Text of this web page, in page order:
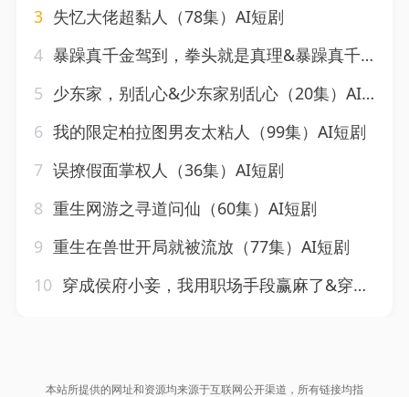
3 失忆大佬超黏人（78集）AI短剧
4 暴躁真千金驾到，拳头就是真理&暴躁真千金驾到拳头就是真理（60集）AI短剧
5 少东家，别乱心&少东家别乱心（20集）AI短剧
6 我的限定柏拉图男友太粘人（99集）AI短剧
7 误撩假面掌权人（36集）AI短剧
8 重生网游之寻道问仙（60集）AI短剧
9 重生在兽世开局就被流放（77集）AI短剧
10 穿成侯府小妾，我用职场手段赢麻了&穿成侯府小妾我用职场手段赢麻了（80集）AI短剧
本站所提供的网址和资源均来源于互联网公开渠道，所有链接均指